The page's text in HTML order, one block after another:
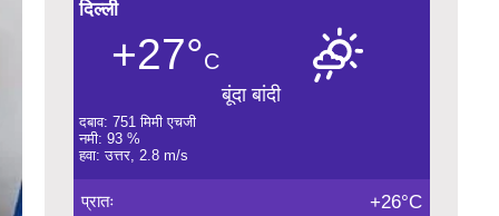
दिल्ली
+27°C
बूंदा बांदी
दबाव: 751 मिमी एचजी
नमी: 93 %
हवा: उत्तर, 2.8 m/s
प्रातः +26°C